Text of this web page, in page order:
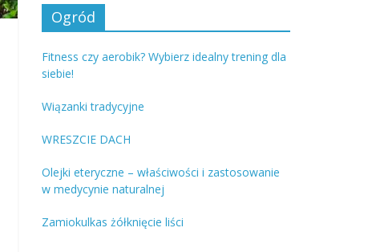
Ogród
Fitness czy aerobik? Wybierz idealny trening dla
siebie!
Wiązanki tradycyjne
WRESZCIE DACH
Olejki eteryczne – właściwości i zastosowanie
w medycynie naturalnej
Zamiokulkas żółknięcie liści